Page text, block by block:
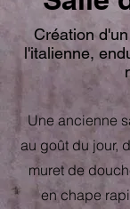
Création
l'italienne,
Une ancienne
au goût du jour,
muret de
en chape